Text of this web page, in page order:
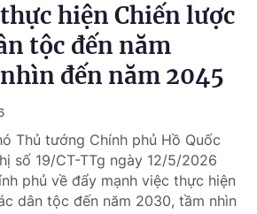
hiện Chiến lược
tộc đến năm
đến năm 2045
Thủ tướng Chính phủ Hồ Quốc
số 19/CT-TTg ngày 12/5/2026
phủ về đẩy mạnh việc thực hiện
dân tộc đến năm 2030, tầm nhìn